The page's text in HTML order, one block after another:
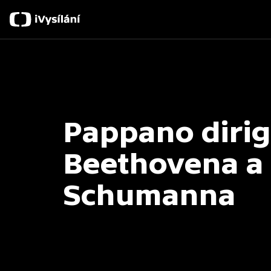
Pappano
Beethovena a
Schumanna